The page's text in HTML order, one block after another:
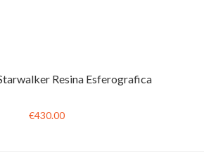
Resina Esferografica
€430.00